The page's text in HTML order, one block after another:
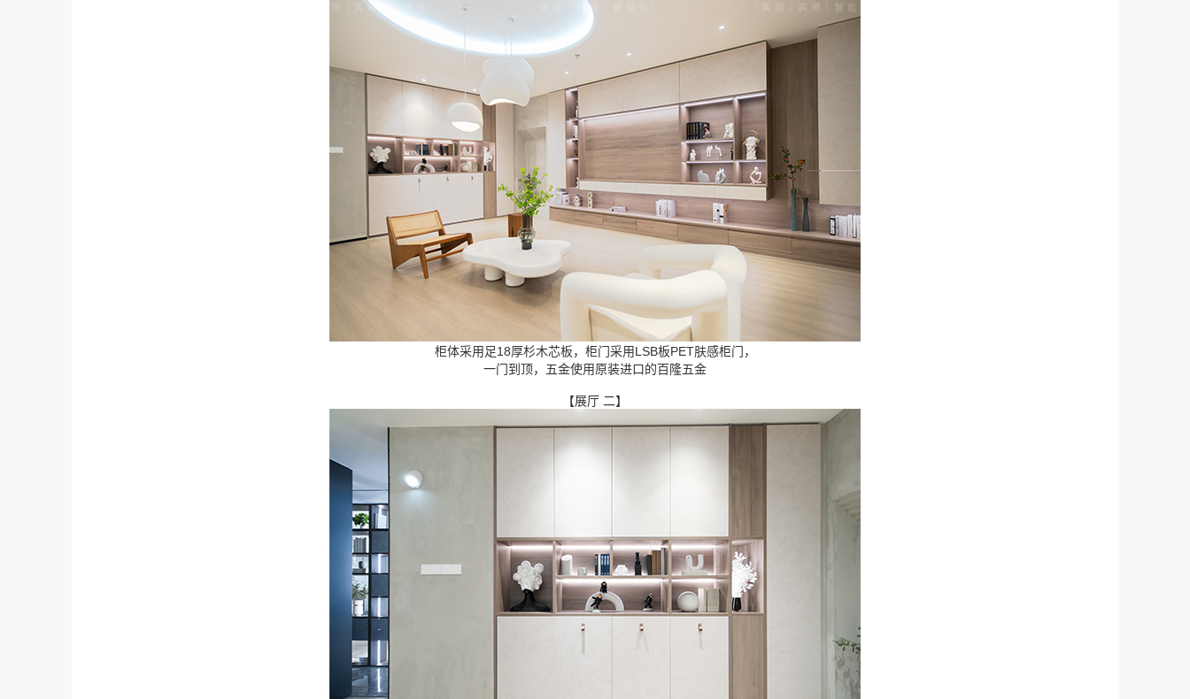
柜体采用足18厚杉木芯板，柜门采用LSB板PET肤感柜门，
一门到顶，五金使用原装进口的百隆五金
【展厅 二】